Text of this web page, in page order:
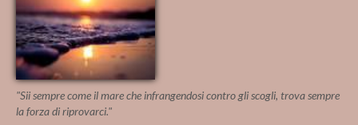
"Sii sempre come il mare che infrangendosi contro gli scogli, trova sempre
la forza di riprovarci."